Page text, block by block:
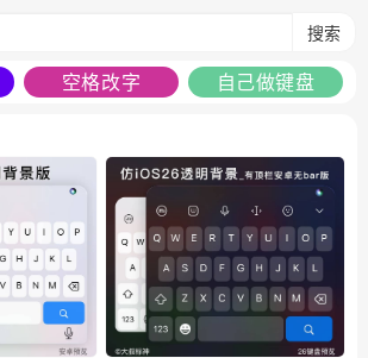
搜索
空格改字 自己做键盘